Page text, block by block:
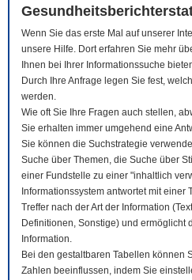
Wenn Sie das erste Mal auf unserer
unsere Hilfe. Dort erfahren Sie mehr
Ihnen bei Ihrer Informationssuche
Durch Ihre Anfrage legen Sie fest,
werden.
Wie oft Sie Ihre Fragen auch stellen,
Sie erhalten immer umgehend eine
Sie können die Suchstrategie
Suche über Themen, die Suche über
einer Fundstelle zu einer "inhaltlich
Informationssystem antwortet mit einer
Treffer nach der Art der Information
Definitionen, Sonstige) und ermöglicht
Information.
Bei den gestaltbaren Tabellen können
Zahlen beeinflussen, indem Sie